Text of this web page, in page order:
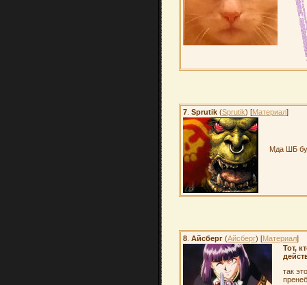
7 Sprutik (Sprutik) [Материал]
Мда ШБ
8 Айсберг (Айсберг) [Материал]
Тот,
так